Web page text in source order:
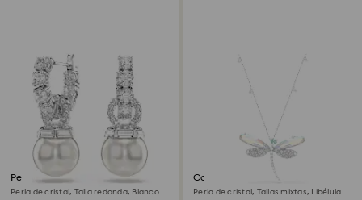
Pendientes Matrix
Perla de cristal, Talla redonda, Blancos,
Colgante y broche Ariana
Grande x Swarovski
Perla de cristal, Tallas mixtas, Libélula,